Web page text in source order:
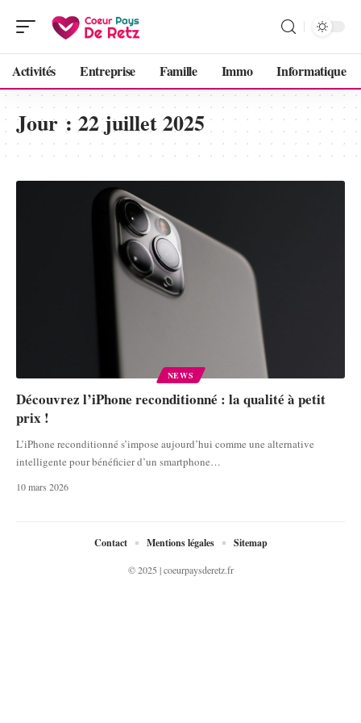
Activités Entreprise Famille Immo Informatique
Jour :22 juillet 2025
NEWS
Découvrez l’iPhone reconditionné : la qualité à petit
prix !
L’iPhone reconditionné s’impose aujourd’hui comme une alternative
intelligente pour bénéficier d’un smartphone…
10 mars 2026
© 2025 | coeurpaysderetz.fr
Contact Mentions légales Sitemap